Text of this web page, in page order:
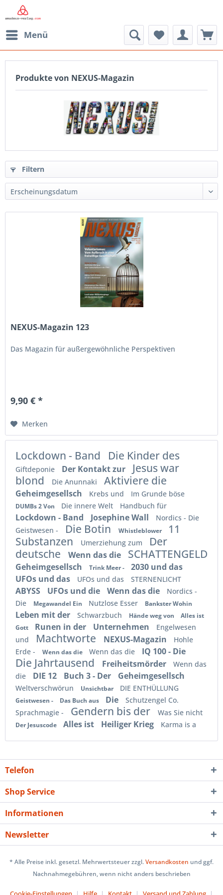
Menü
Produkte von NEXUS-Magazin
Filtern
NEXUS-Magazin 123
Das Magazin für außergewöhnliche Perspektiven
9,90 € *
Merken
Lockdown - Band Die Kinder des
Giftdeponie Der Kontakt zur
Jesus war
blond
Die Anunnaki Aktiviere die
Geheimgesellsch Krebs und Im Grunde böse
DUMBs 2 Von Die innere Welt Handbuch für
Lockdown - Band Josephine Wall
Nordics - Die
Geistwesen -
Die Botin Whistleblower
11
Substanzen
Umerziehung zum
Der
deutsche
Wenn das die SCHATTENGELD
Geheimgesellsch Trink Meer -
2030 und das
UFOs und das
UFOs und das STERNENLICHT
ABYSS UFOs und die Wenn das die
Nordics -
Die
Megawandel Ein Nutzlose Esser Bankster Wohin
Leben mit der Schwarzbuch Hände weg von
Alles ist
Gott
Runen in der Unternehmen
Engelwesen
und
Machtworte NEXUS-Magazin
Hohle
Erde -
Wenn das die Wenn das die IQ 100 - Die
Die Jahrtausend Freiheitsmörder
Wenn das
die
DIE 12 Buch 3 - Der Geheimgesellsch
Weltverschwörun Unsichtbar DIE ENTHÜLLUNG
Geistwesen - Das Buch aus Die
Schutzengel Co.
Sprachmagie -
Gendern bis der Was Sie nicht
Der Jesuscode Alles ist Heiliger Krieg Karma is a
Telefon
Shop Service
Informationen
Newsletter
* Alle Preise inkl. gesetzl. Mehrwertsteuer zzgl.Versandkosten und ggf.
Nachnahmegebühren, wenn nicht anders beschrieben